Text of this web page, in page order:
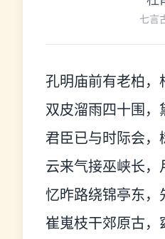
七言
孔明庙前有老柏，
双皮溜雨四十围，
君臣已与时际会，
云来气接巫峡长，
忆昨路绕锦亭东，
崔嵬枝干郊原古，